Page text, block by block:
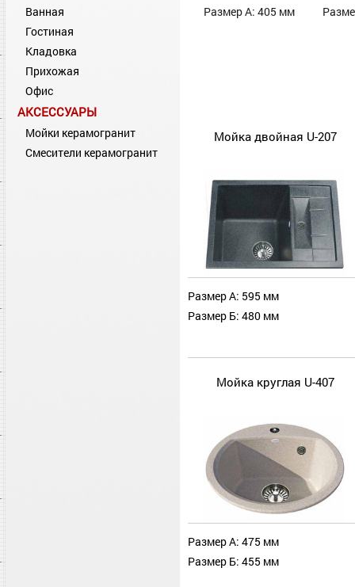
Ванная
Гостиная
Кладовка
Прихожая
Офис
АКСЕССУАРЫ
Мойки керамогранит
Смесители керамогранит
Размер А: 405 мм
Мойка двойная U-207
Размер А: 595 мм
Размер Б: 480 мм
Мойка круглая U-407
Размер А: 475 мм
Размер Б: 455 мм